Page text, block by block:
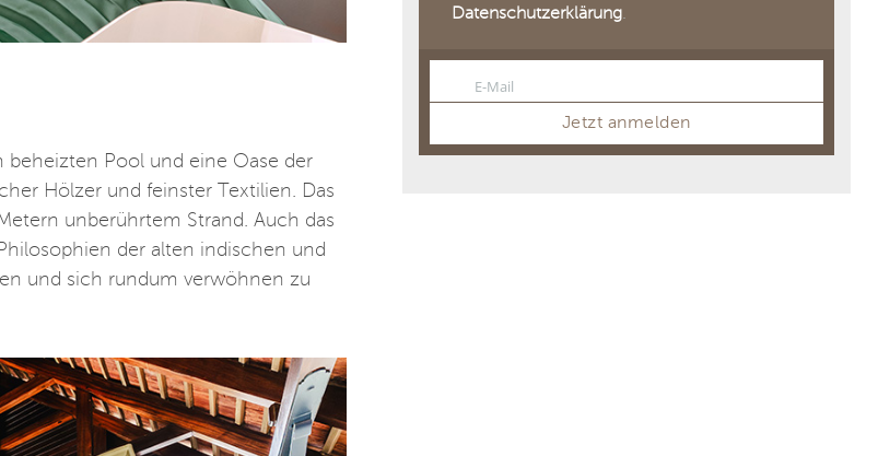
Pool und eine Oase der
Hölzer und feinster Textilien. Das
unberührtem Strand. Auch das
der alten indischen und
und sich rundum verwöhnen zu
Datenschutzerklärung.
EmailE-Mail
Jetzt anmelden